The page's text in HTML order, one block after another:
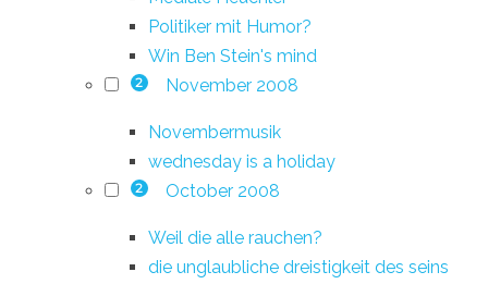
Politiker mit Humor?
Win Ben Stein's mind
2 November 2008
Novembermusik
wednesday is a holiday
2 October 2008
Weil die alle rauchen?
die unglaubliche dreistigkeit des seins